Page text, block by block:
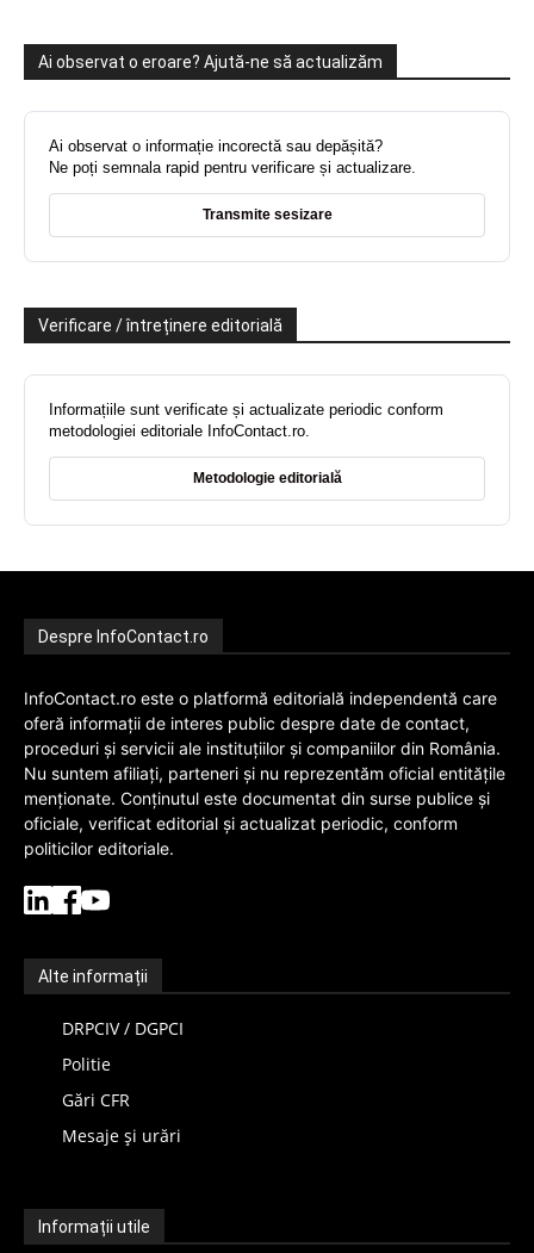
Ai observat o eroare? Ajută-ne să actualizăm
Ai observat o informație incorectă sau depășită?
Ne poți semnala rapid pentru verificare și actualizare.
Transmite sesizare
Verificare / întreținere editorială
Informațiile sunt verificate și actualizate periodic conform
metodologiei editoriale InfoContact.ro.
Metodologie editorială
Despre InfoContact.ro
InfoContact.ro este o platformă editorială independentă care
oferă informații de interes public despre date de contact,
proceduri și servicii ale instituțiilor și companiilor din România.
Nu suntem afiliați, parteneri și nu reprezentăm oficial entitățile
menționate. Conținutul este documentat din surse publice și
oficiale, verificat editorial și actualizat periodic, conform
politicilor editoriale.
Alte informații
DRPCIV / DGPCI
Politie
Gări CFR
Mesaje și urări
Informații utile